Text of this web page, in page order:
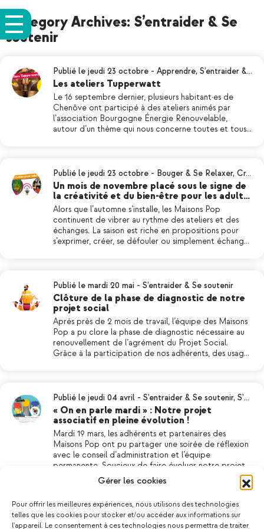
Gérer les cookies
Pour offrir les meilleures expériences, nous utilisons des technologies
telles que les cookies pour stocker et/ou accéder aux informations sur
l'appareil. Le consentement à ces technologies nous permettra de traiter
Category Archives: S’entraider & Se
soutenir
Publié le jeudi 23 octobre - Apprendre, S’entraider &…
Les ateliers Tupperwatt
Le 16 septembre dernier, plusieurs habitant·es de
Chenôve ont participé à des ateliers animés par
l’association Bourgogne Énergie Renouvelable,
autour d’un thème qui nous concerne toutes et tous…
Publié le jeudi 23 octobre - Bouger & Se Relaxer, Cr…
Un mois de novembre placé sous le signe de
la créativité et du bien-être pour les adult…
Alors que l’automne s’installe, les Maisons Pop
continuent de vibrer au rythme des ateliers et des
échanges. La saison est riche en propositions pour
s’exprimer, créer, se défouler ou simplement échang…
Publié le mardi 20 mai - S’entraider & Se soutenir
Clôture de la phase de diagnostic de notre
projet social
Après près de 2 mois de travail, l’équipe des Maisons
Pop a pu clore la phase de diagnostic nécessaire au
renouvellement de l’agrément du Projet Social.
Grâce à la participation de nos adhérents, des usag…
Publié le jeudi 04 avril - S’entraider & Se soutenir, S’…
« On en parle mardi » : Notre projet
associatif en pleine évolution !
Mardi 19 mars, les adhérents et partenaires des
Maisons Pop ont pu partager une soirée de réflexion
avec le conseil d’administration et l’équipe
permanente. Soucieux de faire évoluer notre projet…
Publié le jeudi 11 janvier-S’entraider & Se soutenir,
Bonne année 2024 ! – Invitation aux vœux